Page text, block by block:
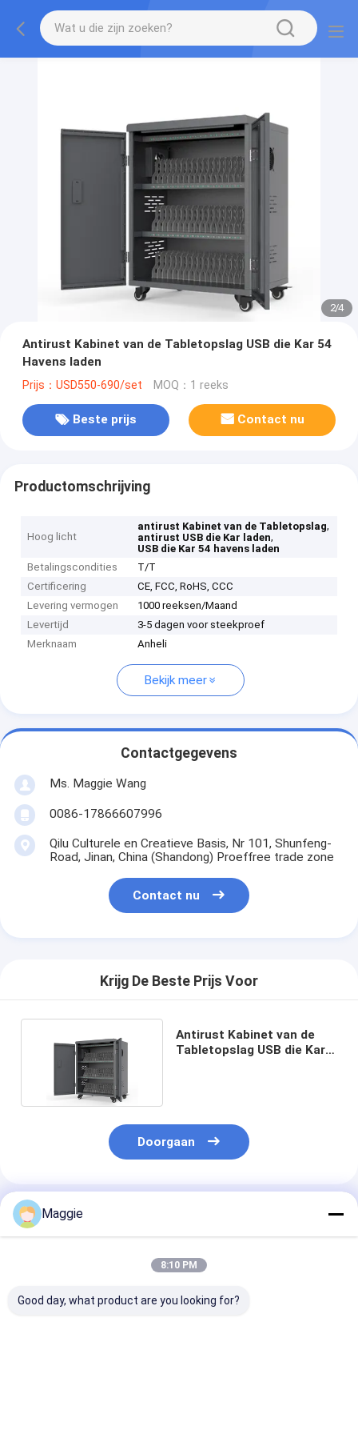
2/4
Antirust Kabinet van de Tabletopslag USB die Kar 54
Havens laden
Prijs：USD550-690/set MOQ：1 reeks
Beste prijs Contact nu
Productomschrijving
Hoog licht
antirust Kabinet van de Tabletopslag,
antirust USB die Kar laden,
USB die Kar 54 havens laden
Betalingscondities
T/T
Certificering
CE, FCC, RoHS, CCC
Levering vermogen
1000 reeksen/Maand
Levertijd
3-5 dagen voor steekproef
Merknaam
Anheli
Bekijk meer
Contactgegevens
Ms. Maggie Wang
0086-17866607996
Qilu Culturele en Creatieve Basis, Nr 101, Shunfeng-
Road, Jinan, China (Shandong) Proeffree trade zone
Contact nu
Krijg De Beste Prijs Voor
Antirust Kabinet van de
Tabletopslag USB die Kar
Doorgaan
Geadviseerde Producten
Maggie
8:10 PM
Good day, what product are you looking for?